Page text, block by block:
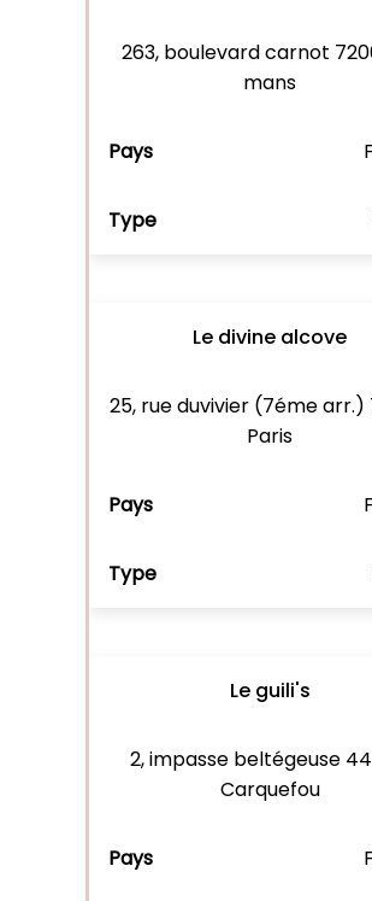
263, boulevard carnot
mans
Le divine alcove
25, rue duvivier (7éme arr.)
Paris
Le guili's
2, impasse beltégeuse
Carquefou